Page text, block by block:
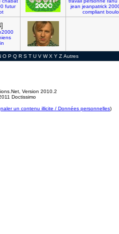
futur
jean jeanpatrick
compliant
O P Q R S T U V W X Y Z Autres
, Version 2010.2
Doctissimo
un contenu illicite / Données personnelles)